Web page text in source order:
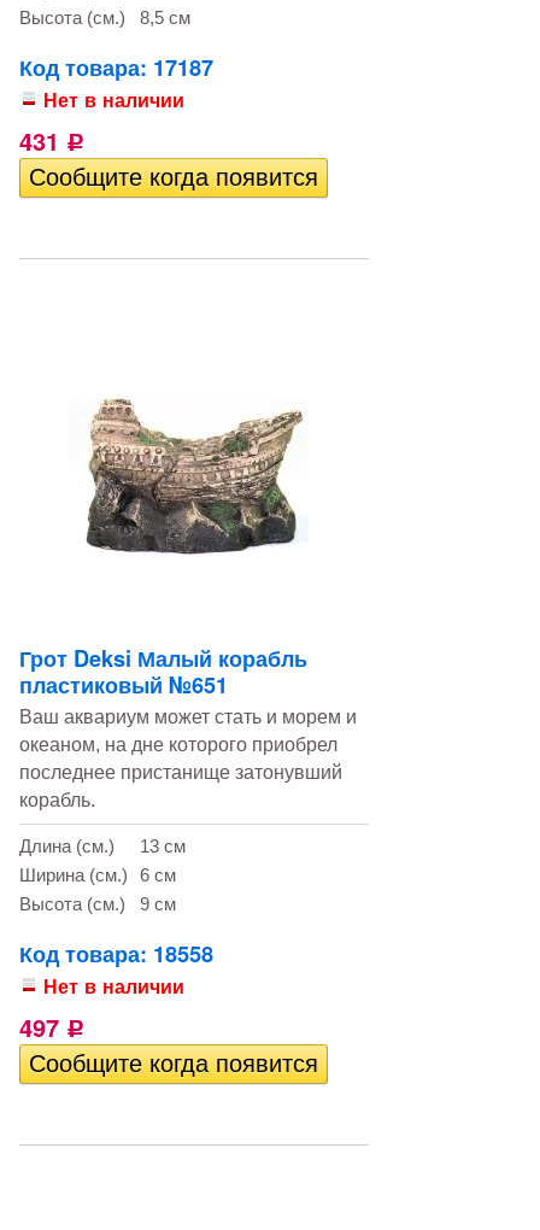
Высота (см.)
8,5 см
Код товара: 17187
Нет в наличии
431 Р
Грот Deksi Малый корабль
пластиковый №651
Ваш аквариум может стать и морем и
океаном, на дне которого приобрел
последнее пристанище затонувший
корабль.
Длина (см.)
13 см
Ширина (см.)
6 см
Высота (см.)
9 см
Код товара: 18558
Нет в наличии
497 Р